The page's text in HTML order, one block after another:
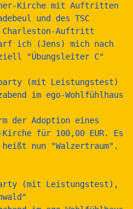
Kirche mit Auftritten
und des TSC
Auftritt
ich (Jens) mich nach
"Übungsleiter C"
(mit Leistungstest)
im ego-Wohlfühlhaus
der Adoption eines
für 100,00 EUR. Es
nun "Walzertraum".
(mit Leistungstest),